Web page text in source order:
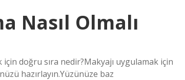
Nasıl Olmalı
doğru sıra nedir?Makyajı uygulamak için
hazırlayın.Yüzünüze baz